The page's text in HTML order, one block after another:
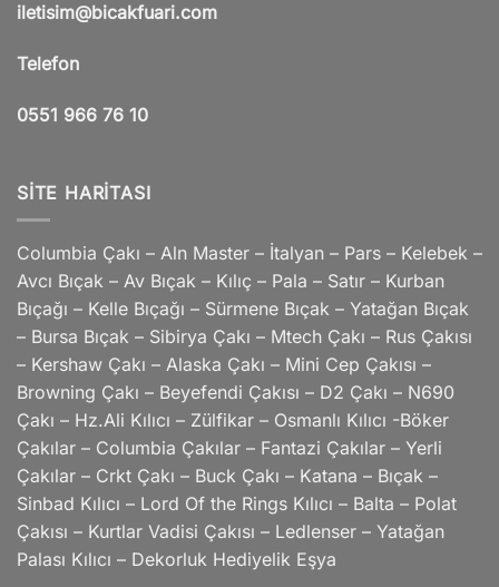
iletisim@bicakfuari.com
Telefon
0551 966 76 10
SITE HARITASI
Columbia Çakı – Aln Master – İtalyan – Pars – Kelebek –
Avcı Bıçak – Av Bıçak – Kılıç – Pala – Satır – Kurban
Bıçağı – Kelle Bıçağı – Sürmene Bıçak – Yatağan Bıçak
– Bursa Bıçak – Sibirya Çakı – Mtech Çakı – Rus Çakısı
– Kershaw Çakı – Alaska Çakı – Mini Cep Çakısı –
Browning Çakı – Beyefendi Çakısı – D2 Çakı – N690
Çakı – Hz.Ali Kılıcı – Zülfikar – Osmanlı Kılıcı -Böker
Çakılar – Columbia Çakılar – Fantazi Çakılar – Yerli
Çakılar – Crkt Çakı – Buck Çakı – Katana – Bıçak –
Sinbad Kılıcı – Lord Of the Rings Kılıcı – Balta – Polat
Çakısı – Kurtlar Vadisi Çakısı – Ledlenser – Yatağan
Palası Kılıcı – Dekorluk Hediyelik Eşya